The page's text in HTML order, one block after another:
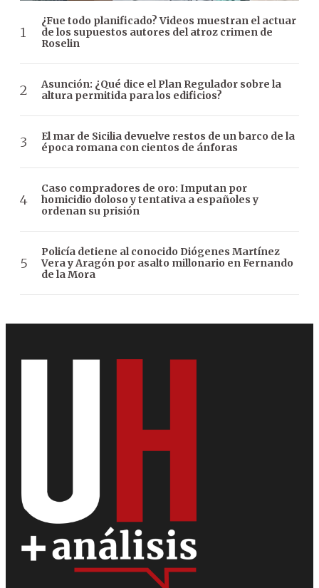
¿Fue todo planificado? Videos muestran el actuar
de los supuestos autores del atroz crimen de
Roselin
Asunción: ¿Qué dice el Plan Regulador sobre la
altura permitida para los edificios?
El mar de Sicilia devuelve restos de un barco de la
época romana con cientos de ánforas
Caso compradores de oro: Imputan por
homicidio doloso y tentativa a españoles y
ordenan su prisión
Policía detiene al conocido Diógenes Martínez
Vera y Aragón por asalto millonario en Fernando
de la Mora